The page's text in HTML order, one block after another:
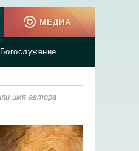
Богослужение
МЕДИА